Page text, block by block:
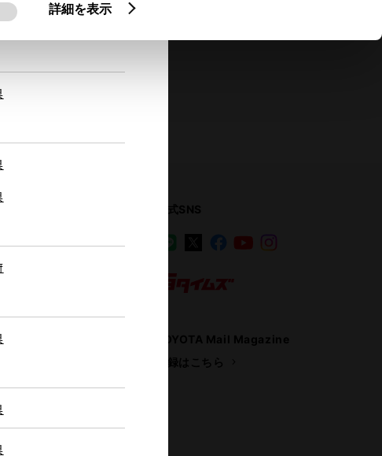
詳細を表示
UQ
公式SNS
LINE Facebook
YouTube
TOYOTA Mail Magazine
登録はこちら